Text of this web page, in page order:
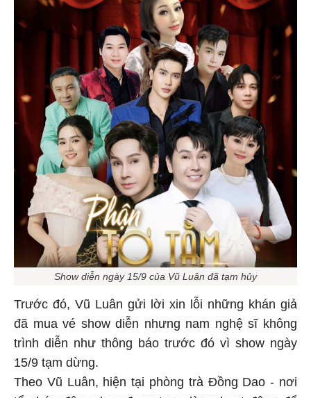
Show diễn ngày 15/9 của Vũ Luân đã tạm hủy
Trước đó, Vũ Luân gửi lời xin lỗi những khán giả
đã mua vé show diễn nhưng nam nghệ sĩ không
trình diễn như thông báo trước đó vì show ngày
15/9 tạm dừng.
Theo Vũ Luân, hiện tại phòng trà Đồng Dao - nơi